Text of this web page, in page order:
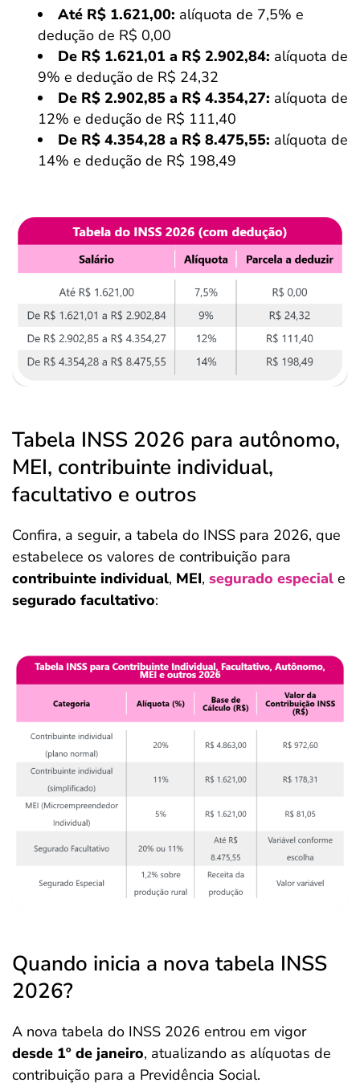
Até R$ 1.621,00: alíquota de 7,5% e
dedução de R$ 0,00
De R$ 1.621,01 a R$ 2.902,84: alíquota de
9% e dedução de R$ 24,32
De R$ 2.902,85 a R$ 4.354,27: alíquota de
12% e dedução de R$ 111,40
De R$ 4.354,28 a R$ 8.475,55: alíquota de
14% e dedução de R$ 198,49
Tabela INSS 2026 para autônomo,
MEI, contribuinte individual,
facultativo e outros
Confira, a seguir, a tabela do INSS para 2026, que
estabelece os valores de contribuição para
contribuinte individual, MEI, segurado especial e
segurado facultativo:
Quando inicia a nova tabela INSS
2026?
A nova tabela do INSS 2026 entrou em vigor
desde 1º de janeiro, atualizando as alíquotas de
contribuição para a Previdência Social.